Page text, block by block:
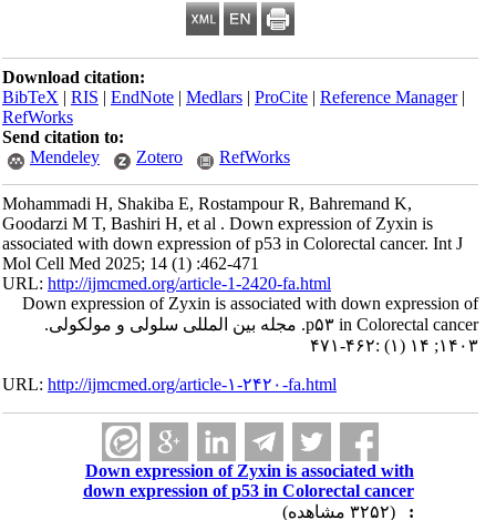
Download citation:
BibTeX|RIS|EndNote|Medlars|ProCite|Reference Manager
RefWorks
Send citation to:
Mendeley
Zotero RefWorks
Mohammadi H, Shakiba E, Rostampour R, Bahremand K,
Goodarzi M T, Bashiri H, et al . Down expression of Zyxin is
associated with down expression of p53 in Colorectal cancer. Int J
Mol Cell Med 2025; 14 (1) :462-471
URL:http://ijmcmed.org/article-1-2420-fa.html
Down expression of Zyxin is associated with down expression of
p۵۳ in Colorectal cancer. مجله بین المللی سلولی و مولکولی.
۱۴۰۳; ۱۴ (۱) :۴۶۲-۴۷۱
URL:http://ijmcmed.org/article-۱-۲۴۲۰-fa.html
Down expression of Zyxin is associated with
down expression of p53 in Colorectal cancer